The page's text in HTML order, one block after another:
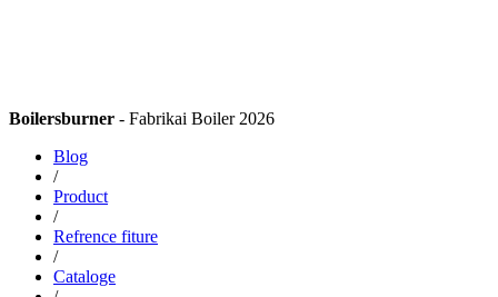
Boilersburner - Fabrikai Boiler 2026
Blog
/
Product
/
Refrence fiture
/
Cataloge